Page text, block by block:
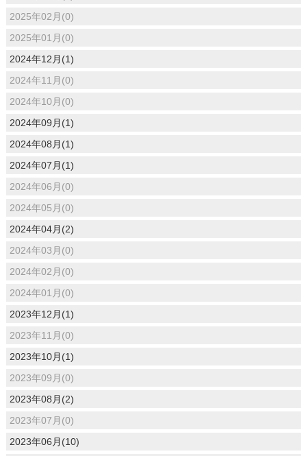
2025年02月(0)
2025年01月(0)
2024年12月(1)
2024年11月(0)
2024年10月(0)
2024年09月(1)
2024年08月(1)
2024年07月(1)
2024年06月(0)
2024年05月(0)
2024年04月(2)
2024年03月(0)
2024年02月(0)
2024年01月(0)
2023年12月(1)
2023年11月(0)
2023年10月(1)
2023年09月(0)
2023年08月(2)
2023年07月(0)
2023年06月(10)